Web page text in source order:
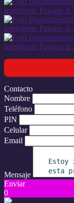
Contacto
Nombre
Teléfono
PIN
Celular
Email
Mensaje
Enviar
0